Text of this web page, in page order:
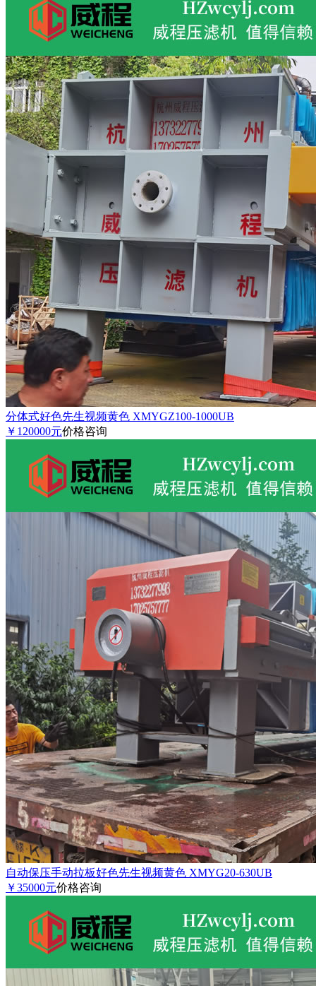
分体式好色先生视频黄色 XMYGZ100-1000UB
￥120000元价格咨询
自动保压手动拉板好色先生视频黄色 XMYG20-630UB
￥35000元价格咨询